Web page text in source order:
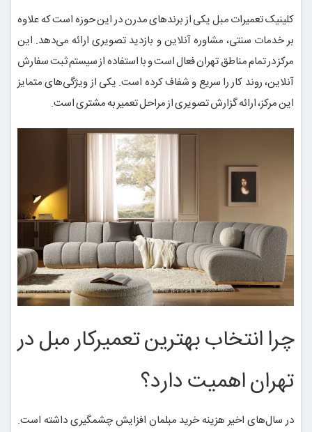
کلینیک تعمیرات مبل یکی از برندهای مدرن در این حوزه است که علاوه
بر خدمات سنتی، مشاوره آنلاین و بازدید تصویری ارائه می‌دهد. این
مرکز در تمام مناطق تهران فعال است و با استفاده از سیستم ثبت سفارش
آنلاین، روند کار را سریع و شفاف کرده است. یکی از ویژگی‌های متمایز
این مرکز، ارائه گزارش تصویری از مراحل تعمیر به مشتری است.
چرا انتخاب بهترین تعمیرکار مبل در
تهران اهمیت دارد؟
در سال‌های اخیر هزینه خرید مبلمان افزایش چشمگیری داشته است.